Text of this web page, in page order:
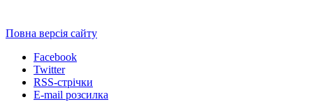
Повна версія сайту
Facebook
Twitter
RSS-стрічки
E-mail розсилка